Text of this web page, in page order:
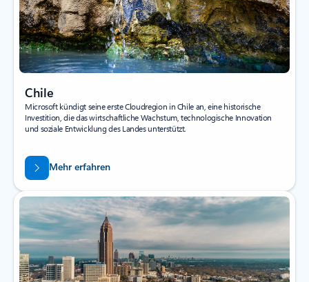
Chile
Microsoft kündigt seine erste Cloudregion in Chile an, eine historische
Investition, die das wirtschaftliche Wachstum, technologische Innovation
und soziale Entwicklung des Landes unterstützt.
Mehr erfahren